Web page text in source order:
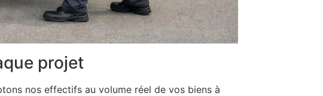
projet
nos effectifs au volume réel de vos biens à